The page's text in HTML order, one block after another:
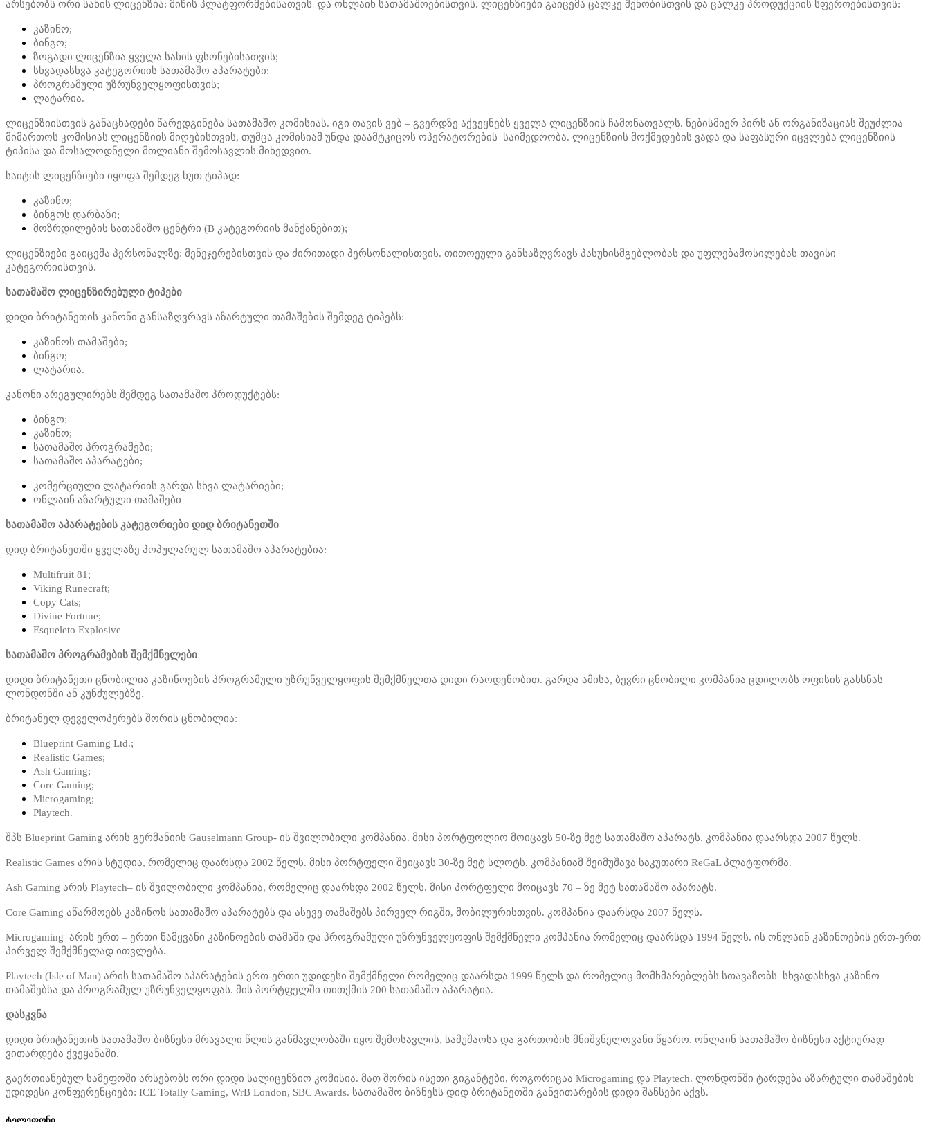
არსებობს ორი სახის ლიცენზია: მიწის პლატფორმებისათვის და ონლაინ სათამაშოებისთვის. ლიცენზიები გაიცემა ცალკე შენობისთვის და ცალკე პროდუქციის სფეროებისთვის:
კაზინო;
ბინგო;
ზოგადი ლიცენზია ყველა სახის ფსონებისათვის;
სხვადასხვა კატეგორიის სათამაშო აპარატები;
პროგრამული უზრუნველყოფისთვის;
ლატარია.
ლიცენზიისთვის განაცხადები წარედგინება სათამაშო კომისიას. იგი თავის ვებ – გვერდზე აქვეყნებს ყველა ლიცენზიის ჩამონათვალს. ნებისმიერ პირს ან ორგანიზაციას შეუძლია
მიმართოს კომისიას ლიცენზიის მიღებისთვის, თუმცა კომისიამ უნდა დაამტკიცოს ოპერატორების საიმედოობა. ლიცენზიის მოქმედების ვადა და საფასური იცვლება ლიცენზიის
ტიპისა და მოსალოდნელი მთლიანი შემოსავლის მიხედვით.
საიტის ლიცენზიები იყოფა შემდეგ ხუთ ტიპად:
კაზინო;
ბინგოს დარბაზი;
მოზრდილების სათამაშო ცენტრი (B კატეგორიის მანქანებით);
ლიცენზიები გაიცემა პერსონალზე: მენეჯერებისთვის და ძირითადი პერსონალისთვის. თითოეული განსაზღვრავს პასუხისმგებლობას და უფლებამოსილებას თავისი
კატეგორიისთვის.
სათამაშო ლიცენზირებული ტიპები
დიდი ბრიტანეთის კანონი განსაზღვრავს აზარტული თამაშების შემდეგ ტიპებს:
კაზინოს თამაშები;
ბინგო;
ლატარია.
კანონი არეგულირებს შემდეგ სათამაშო პროდუქტებს:
ბინგო;
კაზინო;
სათამაშო პროგრამები;
სათამაშო აპარატები;
კომერციული ლატარიის გარდა სხვა ლატარიები;
ონლაინ აზარტული თამაშები
სათამაშო აპარატების კატეგორიები დიდ ბრიტანეთში
დიდ ბრიტანეთში ყველაზე პოპულარულ სათამაშო აპარატებია:
Multifruit 81;
Viking Runecraft;
Copy Cats;
Divine Fortune;
Esqueleto Explosive
სათამაშო პროგრამების შემქმნელები
დიდი ბრიტანეთი ცნობილია კაზინოების პროგრამული უზრუნველყოფის შემქმნელთა დიდი რაოდენობით. გარდა ამისა, ბევრი ცნობილი კომპანია ცდილობს ოფისის გახსნას
ლონდონში ან კუნძულებზე.
ბრიტანელ დეველოპერებს შორის ცნობილია:
Blueprint Gaming Ltd.;
Realistic Games;
Ash Gaming;
Core Gaming;
Microgaming;
Playtech.
შპს Blueprint Gaming არის გერმანიის Gauselmann Group- ის შვილობილი კომპანია. მისი პორტფოლიო მოიცავს 50-ზე მეტ სათამაშო აპარატს. კომპანია დაარსდა 2007 წელს.
Realistic Games არის სტუდია, რომელიც დაარსდა 2002 წელს. მისი პორტფელი შეიცავს 30-ზე მეტ სლოტს. კომპანიამ შეიმუშავა საკუთარი ReGaL პლატფორმა.
Ash Gaming არის Playtech– ის შვილობილი კომპანია, რომელიც დაარსდა 2002 წელს. მისი პორტფელი მოიცავს 70 – ზე მეტ სათამაშო აპარატს.
Core Gaming აწარმოებს კაზინოს სათამაშო აპარატებს და ასევე თამაშებს პირველ რიგში, მობილურისთვის. კომპანია დაარსდა 2007 წელს.
Microgaming არის ერთ – ერთი წამყვანი კაზინოების თამაში და პროგრამული უზრუნველყოფის შემქმნელი კომპანია რომელიც დაარსდა 1994 წელს. ის ონლაინ კაზინოების ერთ-ერთ
პირველ შემქმნელად ითვლება.
Playtech (Isle of Man) არის სათამაშო აპარატების ერთ-ერთი უდიდესი შემქმნელი რომელიც დაარსდა 1999 წელს და რომელიც მომხმარებლებს სთავაზობს სხვადასხვა კაზინო
თამაშებსა და პროგრამულ უზრუნველყოფას. მის პორტფელში თითქმის 200 სათამაშო აპარატია.
დასკვნა
დიდი ბრიტანეთის სათამაშო ბიზნესი მრავალი წლის განმავლობაში იყო შემოსავლის, სამუშაოსა და გართობის მნიშვნელოვანი წყარო. ონლაინ სათამაშო ბიზნესი აქტიურად
ვითარდება ქვეყანაში.
გაერთიანებულ სამეფოში არსებობს ორი დიდი სალიცენზიო კომისია. მათ შორის ისეთი გიგანტები, როგორიცაა Microgaming და Playtech. ლონდონში ტარდება აზარტული თამაშების
უდიდესი კონფერენციები: ICE Totally Gaming, WrB London, SBC Awards. სათამაშო ბიზნესს დიდ ბრიტანეთში განვითარების დიდი შანსები აქვს.